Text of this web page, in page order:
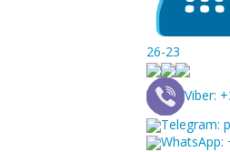
26-23
Viber:
Telegram:
WhatsApp: